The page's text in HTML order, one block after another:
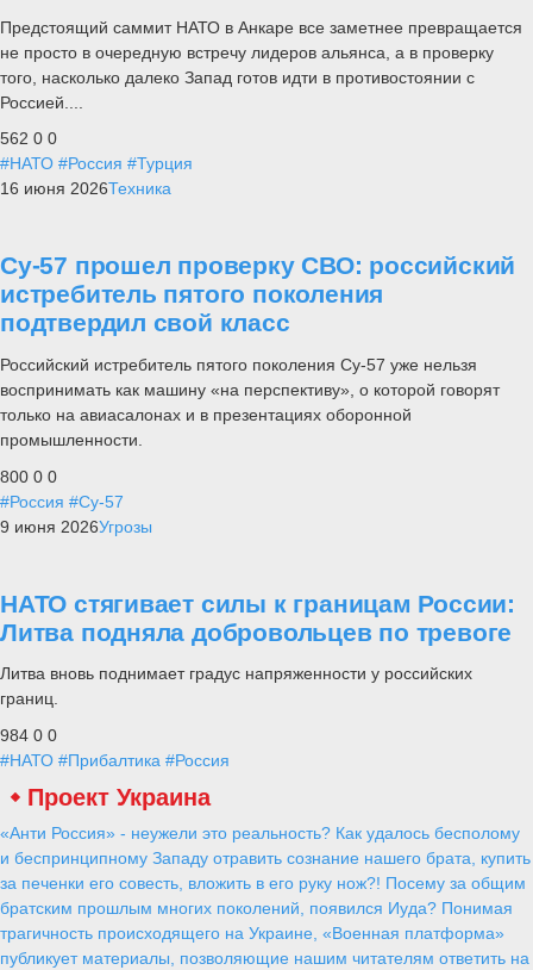
Предстоящий саммит НАТО в Анкаре все заметнее превращается
не просто в очередную встречу лидеров альянса, а в проверку
того, насколько далеко Запад готов идти в противостоянии с
Россией....
562 0 0
#НАТО #Россия #Турция
16 июня 2026Техника
Су-57 прошел проверку СВО: российский
истребитель пятого поколения
подтвердил свой класс
Российский истребитель пятого поколения Су-57 уже нельзя
воспринимать как машину «на перспективу», о которой говорят
только на авиасалонах и в презентациях оборонной
промышленности.
800 0 0
#Россия #Су-57
9 июня 2026Угрозы
НАТО стягивает силы к границам России:
Литва подняла добровольцев по тревоге
Литва вновь поднимает градус напряженности у российских
границ.
984 0 0
#НАТО #Прибалтика #Россия
Проект Украина
«Анти Россия» - неужели это реальность? Как удалось бесполому
и беспринципному Западу отравить сознание нашего брата, купить
за печенки его совесть, вложить в его руку нож?! Посему за общим
братским прошлым многих поколений, появился Иуда? Понимая
трагичность происходящего на Украине, «Военная платформа»
публикует материалы, позволяющие нашим читателям ответить на